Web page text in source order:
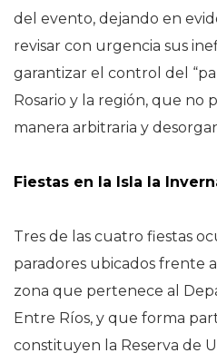
del evento, dejando en
revisar con urgencia sus
garantizar el control del
Rosario y la región, que no
manera arbitraria y
Fiestas en la Isla la
Tres de las cuatro fiestas
paradores ubicados frente
zona que pertenece al
Entre Ríos, y que forma
constituyen la Reserva de